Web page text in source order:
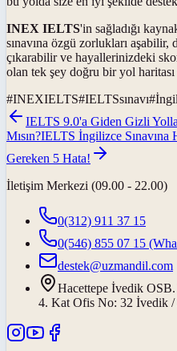
INEX IELTS'in sağladığı
sınavına özgü zorlukları
çıkarabilir ve hayallerinizdeki
olan tek şey doğru bir yol haritası
#INEXIELTS#IELTSsınavı#
IELTS 9.0'a Giden Gizli
Mısın?IELTS İngilizce Sınavına
Gereken 5 Hata!
İletişim Merkezi (09.00 - 22.00)
0(312) 911 37 15
0(546) 855 07 15
destek@uzmandil.com
Hacettepe İvedik
4. Kat Ofis No: 32 İvedik